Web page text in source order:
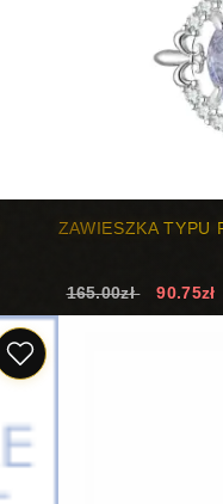
ZAWIESZKA TYPU
165.00zł 90.75zł